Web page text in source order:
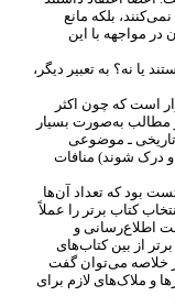
نمیکنند، بلکه مانع
در مواجهه با این
یا نه؟ به تعبیر دیگر،
است که چون اکثر
مطالب بهصورت بسیار
ـ موضوعی
و درک شوند) منافات
بود که تعداد آنها
کتاب برتر را عملاً
اطلاعرسانی و
از بین کتابهای
خلاصه میتوان گفت
های لازم برای